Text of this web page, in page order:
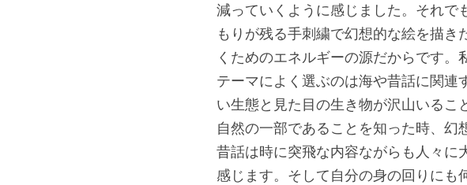
減っていくように感じました。それで
もりが残る手刺繍で幻想的な絵を描
くためのエネルギーの源だからです。
テーマによく選ぶのは海や昔話に関
い生態と見た目の生き物が沢山いる
自然の一部であることを知った時、
昔話は時に突飛な内容ながらも人々に
感じます。そして自分の身の回りに